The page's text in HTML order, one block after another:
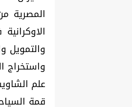
المصرية
والتمويل
علم